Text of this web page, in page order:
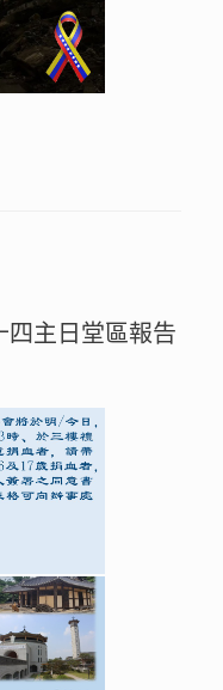
主日堂區報告